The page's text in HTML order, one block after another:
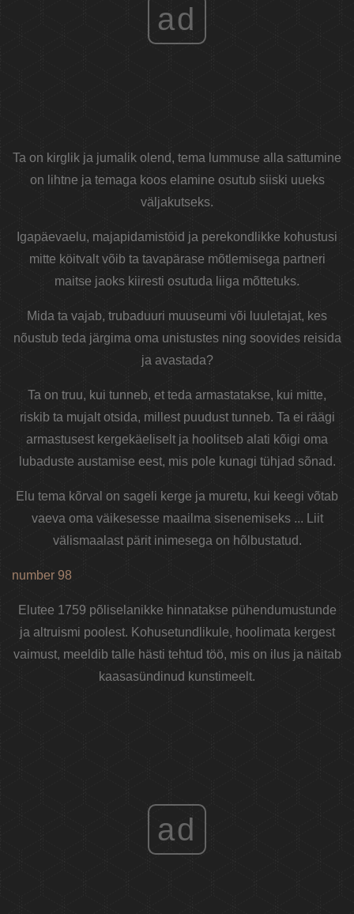
ad
Ta on kirglik ja jumalik olend, tema lummuse alla sattumine
on lihtne ja temaga koos elamine osutub siiski uueks
väljakutseks.
Igapäevaelu, majapidamistöid ja perekondlikke kohustusi
mitte köitvalt võib ta tavapärase mõtlemisega partneri
maitse jaoks kiiresti osutuda liiga mõttetuks.
Mida ta vajab, trubaduuri muuseumi või luuletajat, kes
nõustub teda järgima oma unistustes ning soovides reisida
ja avastada?
Ta on truu, kui tunneb, et teda armastatakse, kui mitte,
riskib ta mujalt otsida, millest puudust tunneb. Ta ei räägi
armastusest kergekäeliselt ja hoolitseb alati kõigi oma
lubaduste austamise eest, mis pole kunagi tühjad sõnad.
Elu tema kõrval on sageli kerge ja muretu, kui keegi võtab
vaeva oma väikesesse maailma sisenemiseks ... Liit
välismaalast pärit inimesega on hõlbustatud.
number 98
Elutee 1759 põliselanikke hinnatakse pühendumustunde
ja altruismi poolest. Kohusetundlikule, hoolimata kergest
vaimust, meeldib talle hästi tehtud töö, mis on ilus ja näitab
kaasasündinud kunstimeelt.
ad